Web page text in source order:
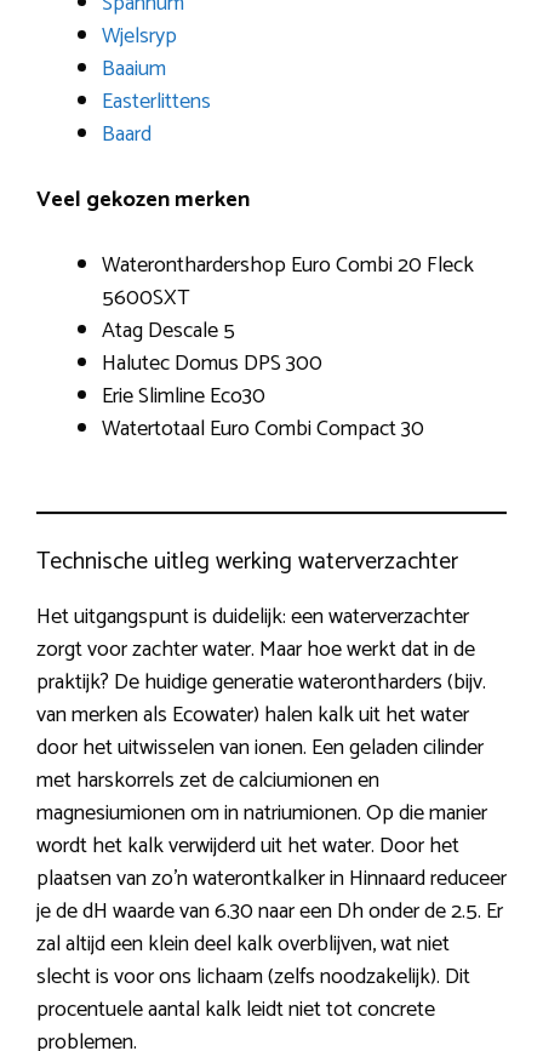
Wjelsryp
Baaium
Easterlittens
Baard
Veel gekozen merken
Wateronthardershop Euro Combi 20 Fleck
5600SXT
Atag Descale 5
Halutec Domus DPS 300
Erie Slimline Eco30
Watertotaal Euro Combi Compact 30
Technische uitleg werking waterverzachter
Het uitgangspunt is duidelijk: een waterverzachter
zorgt voor zachter water. Maar hoe werkt dat in de
praktijk? De huidige generatie waterontharders (bijv.
van merken als Ecowater) halen kalk uit het water
door het uitwisselen van ionen. Een geladen cilinder
met harskorrels zet de calciumionen en
magnesiumionen om in natriumionen. Op die manier
wordt het kalk verwijderd uit het water. Door het
plaatsen van zo’n waterontkalker in Hinnaard reduceer
je de dH waarde van 6.30 naar een Dh onder de 2.5. Er
zal altijd een klein deel kalk overblijven, wat niet
slecht is voor ons lichaam (zelfs noodzakelijk). Dit
procentuele aantal kalk leidt niet tot concrete
problemen.